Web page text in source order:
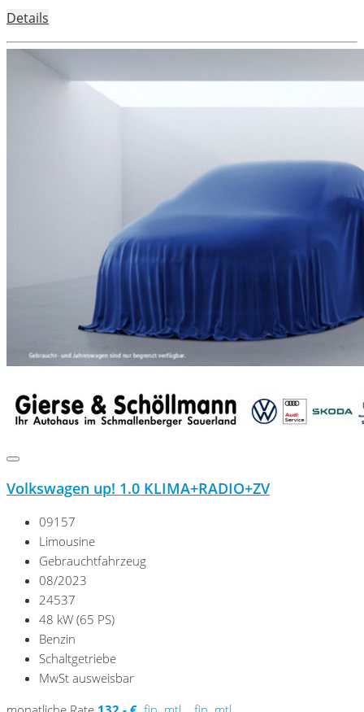
Details
Volkswagen up! 1.0 KLIMA+RADIO+ZV
09157
Limousine
Gebrauchtfahrzeug
08/2023
24537
48 kW (65 PS)
Benzin
Schaltgetriebe
MwSt ausweisbar